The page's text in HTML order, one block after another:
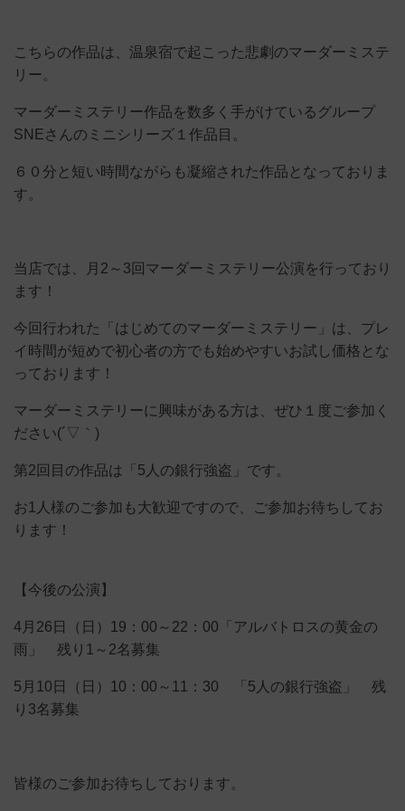
こちらの作品は、温泉宿で起こった悲劇のマーダーミステ
リー。
マーダーミステリー作品を数多く手がけているグループ
SNEさんのミニシリーズ１作品目。
６０分と短い時間ながらも凝縮された作品となっておりま
す。
当店では、月2～3回マーダーミステリー公演を行っており
ます！
今回行われた「はじめてのマーダーミステリー」は、プレ
イ時間が短めで初心者の方でも始めやすいお試し価格とな
っております！
マーダーミステリーに興味がある方は、ぜひ１度ご参加く
ださい(´▽｀)
第2回目の作品は「5人の銀行強盗」です。
お1人様のご参加も大歓迎ですので、ご参加お待ちしてお
ります！
【今後の公演】
4月26日（日）19：00～22：00「アルバトロスの黄金の
雨」 残り1～2名募集
5月10日（日）10：00～11：30 「5人の銀行強盗」 残
り3名募集
皆様のご参加お待ちしております。